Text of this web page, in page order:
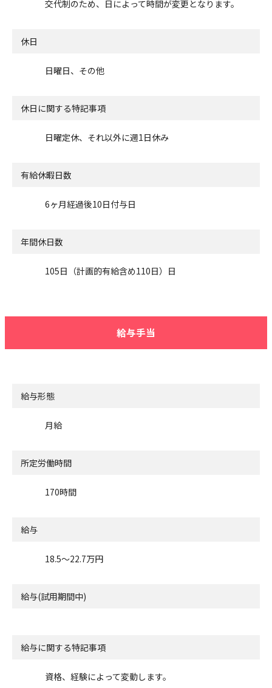
交代制のため、日によって時間が変更となります。
休日
日曜日、その他
休日に関する特記事項
日曜定休、それ以外に週1日休み
有給休暇日数
6ヶ月経過後10日付与日
年間休日数
105日（計画的有給含め110日）日
給与手当
給与形態
月給
所定労働時間
170時間
給与
18.5〜22.7万円
給与(試用期間中)
給与に関する特記事項
資格、経験によって変動します。